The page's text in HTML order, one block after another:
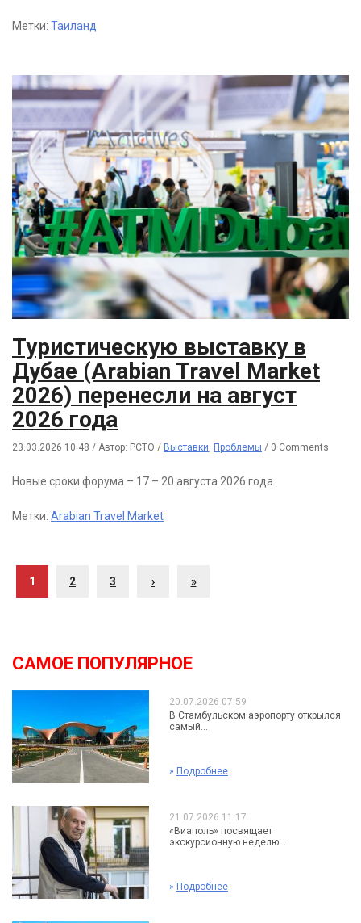
Метки: Таиланд
Туристическую выставку в
Дубае (Arabian Travel Market
2026) перенесли на август
2026 года
23.03.2026 10:48 / Автор: РСТО / Выставки, Проблемы / 0 Comments
Новые сроки форума – 17 – 20 августа 2026 года.
Метки: Arabian Travel Market
1 2 3 › »
САМОЕ ПОПУЛЯРНОЕ
20.07.2026 07:59
В Стамбульском аэропорту открылся
самый...
» Подробнее
21.07.2026 11:17
«Виаполь» посвящает
экскурсионную неделю...
» Подробнее